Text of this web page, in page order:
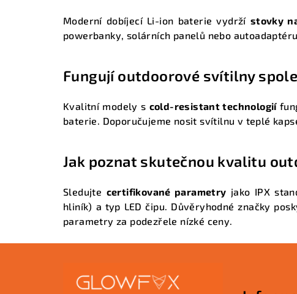
Moderní dobíjecí Li-ion baterie vydrží stovky
powerbanky, solárních panelů nebo
Fungují outdoorové svítilny
Kvalitní modely s cold-resistant technologií
baterie. Doporučujeme nosit svítilnu v teplé
Jak poznat skutečnou kvalitu
Sledujte certifikované parametry jako IPX
hliník) a typ LED čipu. Důvěryhodné značky
parametry za podezřele nízké ceny.